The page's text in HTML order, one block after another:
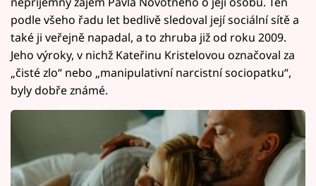
podle všeho řadu let bedlivě sledoval její sociální sítě a
také ji veřejně napadal, a to zhruba již od roku 2009.
Jeho výroky, v nichž Kateřinu Kristelovou označoval za
„čisté zlo“ nebo „manipulativní narcistní sociopatku“,
byly dobře známé.